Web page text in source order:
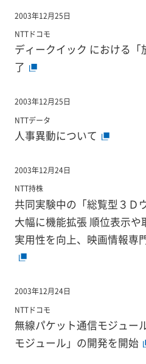
2003年12月25日
NTTドコモ
ディークイック における
了
2003年12月25日
NTTデータ
人事異動について
2003年12月24日
NTT持株
共同実験中の「総覧型３Ｄ
大幅に機能拡張 順位表示
実用性を向上、映画情報専
2003年12月24日
NTTドコモ
無線パケット通信モジュー
モジュール」の開発を開始